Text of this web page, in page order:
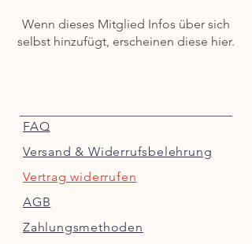
Wenn dieses Mitglied Infos über sich
selbst hinzufügt, erscheinen diese hier.
FAQ
Versand & Widerrufsbelehrung
Vertrag widerrufen
AGB
Zahlungsmethoden